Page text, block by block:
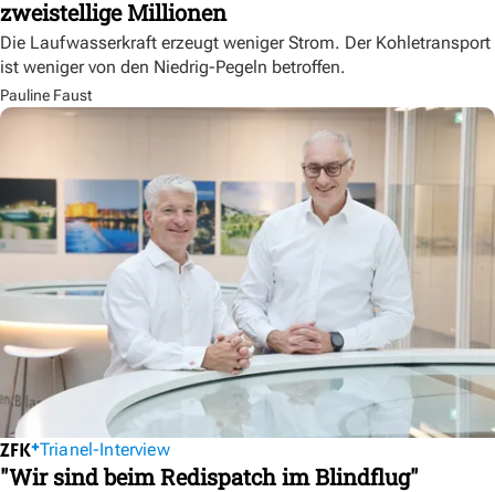
zweistellige Millionen
Die Laufwasserkraft erzeugt weniger Strom. Der Kohletransport
ist weniger von den Niedrig-Pegeln betroffen.
Pauline Faust
Trianel-Interview
"Wir sind beim Redispatch im Blindflug"